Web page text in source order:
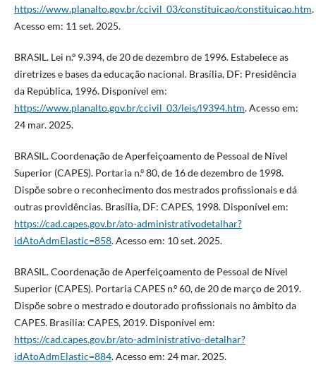
https://www.planalto.gov.br/ccivil_03/constituicao/constituicao.htm.
Acesso em: 11 set. 2025.
BRASIL. Lei n.º 9.394, de 20 de dezembro de 1996. Estabelece as
diretrizes e bases da educação nacional. Brasília, DF: Presidência
da República, 1996. Disponível em:
https://www.planalto.gov.br/ccivil_03/leis/l9394.htm. Acesso em:
24 mar. 2025.
BRASIL. Coordenação de Aperfeiçoamento de Pessoal de Nível
Superior (CAPES). Portaria n.º 80, de 16 de dezembro de 1998.
Dispõe sobre o reconhecimento dos mestrados profissionais e dá
outras providências. Brasília, DF: CAPES, 1998. Disponível em:
https://cad.capes.gov.br/ato-administrativodetalhar?
idAtoAdmElastic=858. Acesso em: 10 set. 2025.
BRASIL. Coordenação de Aperfeiçoamento de Pessoal de Nível
Superior (CAPES). Portaria CAPES n.º 60, de 20 de março de 2019.
Dispõe sobre o mestrado e doutorado profissionais no âmbito da
CAPES. Brasília: CAPES, 2019. Disponível em:
https://cad.capes.gov.br/ato-administrativo-detalhar?
idAtoAdmElastic=884. Acesso em: 24 mar. 2025.